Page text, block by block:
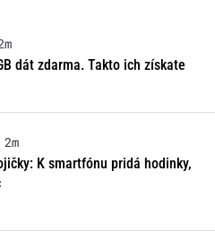
dát zdarma. Takto ich získate
2m
K smartfónu pridá hodinky,